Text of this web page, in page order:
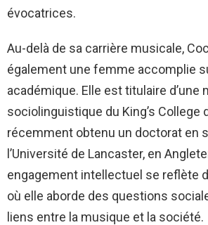
évocatrices.
Au-delà de sa carrière musicale,
également une femme accomplie
académique. Elle est titulaire d’une
sociolinguistique du King’s College
récemment obtenu un doctorat en
l’Université de Lancaster, en
engagement intellectuel se reflète
où elle aborde des questions
liens entre la musique et la société.